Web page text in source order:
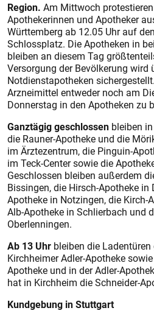
Region. Am Mittwoch
Apothekerinnen und Apotheker
Württemberg ab 12.05 Uhr auf
Schlossplatz. Die Apotheken in
bleiben an diesem Tag
Versorgung der Bevölkerung wird
Notdienstapotheken
Arzneimittel entweder noch am
Donnerstag in den Apotheken zu
Ganztägig geschlossen bleiben
die Rauner-Apotheke und die
im Ärztezentrum, die Pinguin-
im Teck-Center sowie die
Geschlossen bleiben außerdem
Bissingen, die Hirsch-Apotheke in
Apotheke in Notzingen, die Kirch-
Alb-Apotheke in Schlierbach und
Oberlenningen.
Ab 13 Uhr bleiben die
Kirchheimer Adler-Apotheke
Apotheke und in der Adler-
hat in Kirchheim die Schneider-
Kundgebung in Stuttgart